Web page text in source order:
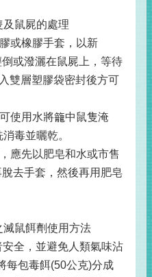
鼠屍的處理
或橡膠手套，以新
或潑灑在鼠屍上，等待
雙層塑膠袋密封後方可
使用水將籠中鼠隻淹
毒並曬乾。
應先以肥皂和水或市售
去手套，然後再用肥皂
鼠餌劑使用方法
全，並避免人類氣味沾
每包毒餌(50公克)分成